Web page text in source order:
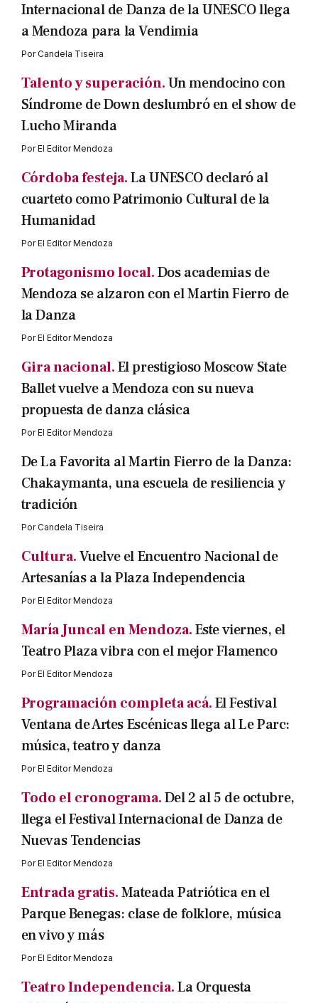
Internacional de Danza de la UNESCO llega
a Mendoza para la Vendimia
PorCandela Tiseira
Talento y superación.Un mendocino con
Síndrome de Down deslumbró en el show de
Lucho Miranda
PorEl Editor Mendoza
Córdoba festeja.La UNESCO declaró al
cuarteto como Patrimonio Cultural de la
Humanidad
PorEl Editor Mendoza
Protagonismo local.Dos academias de
Mendoza se alzaron con el Martin Fierro de
la Danza
PorEl Editor Mendoza
Gira nacional.El prestigioso Moscow State
Ballet vuelve a Mendoza con su nueva
propuesta de danza clásica
PorEl Editor Mendoza
De La Favorita al Martin Fierro de la Danza:
Chakaymanta, una escuela de resiliencia y
tradición
PorCandela Tiseira
Cultura.Vuelve el Encuentro Nacional de
Artesanías a la Plaza Independencia
PorEl Editor Mendoza
María Juncal en Mendoza.Este viernes, el
Teatro Plaza vibra con el mejor Flamenco
PorEl Editor Mendoza
Programación completa acá.El Festival
Ventana de Artes Escénicas llega al Le Parc:
música, teatro y danza
PorEl Editor Mendoza
Todo el cronograma.Del 2 al 5 de octubre,
llega el Festival Internacional de Danza de
Nuevas Tendencias
PorEl Editor Mendoza
Entrada gratis.Mateada Patriótica en el
Parque Benegas: clase de folklore, música
en vivo y más
PorEl Editor Mendoza
Teatro Independencia.La Orquesta